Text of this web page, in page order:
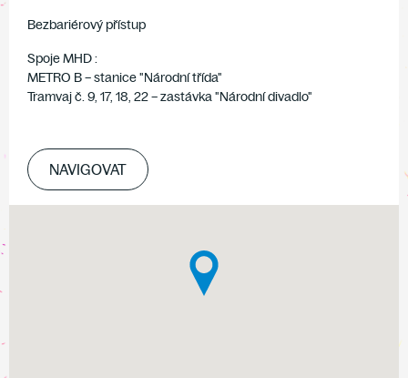
Bezbariérový přístup
Spoje MHD :
METRO B – stanice "Národní třída"
Tramvaj č. 9, 17, 18, 22 – zastávka "Národní divadlo"
NAVIGOVAT